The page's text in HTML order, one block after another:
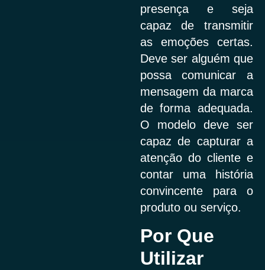
presença e seja
capaz de transmitir
as emoções certas.
Deve ser alguém que
possa comunicar a
mensagem da marca
de forma adequada.
O modelo deve ser
capaz de capturar a
atenção do cliente e
contar uma história
convincente para o
produto ou serviço.
Por Que
Utilizar